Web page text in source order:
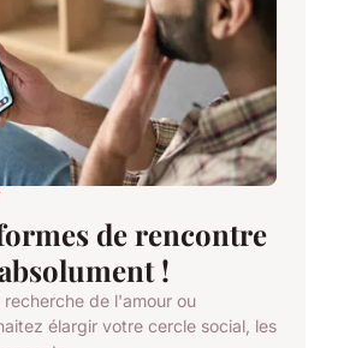
de rencontre
!
recherche de l'amour ou
élargir votre cercle social, les